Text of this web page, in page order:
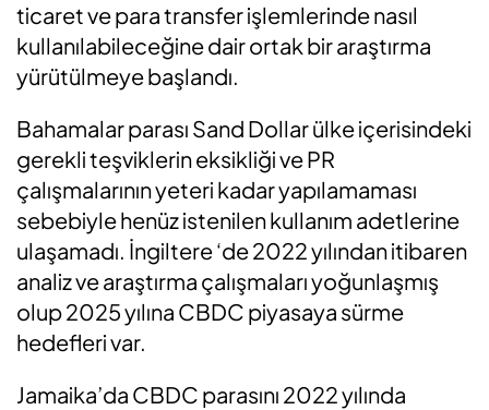
ticaret ve para transfer işlemlerinde nasıl
kullanılabileceğine dair ortak bir araştırma
yürütülmeye başlandı.
Bahamalar parası Sand Dollar ülke içerisindeki
gerekli teşviklerin eksikliği ve PR
çalışmalarının yeteri kadar yapılamaması
sebebiyle henüz istenilen kullanım adetlerine
ulaşamadı. İngiltere ‘de 2022 yılından itibaren
analiz ve araştırma çalışmaları yoğunlaşmış
olup 2025 yılına CBDC piyasaya sürme
hedefleri var.
Jamaika’da CBDC parasını 2022 yılında